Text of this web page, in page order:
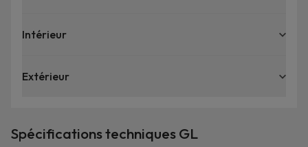
Intérieur
Extérieur
Spécifications techniques GL